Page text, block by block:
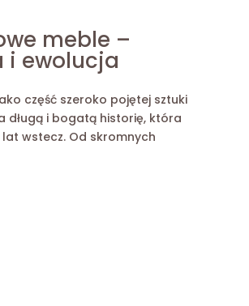
meble –
i ewolucja
część szeroko pojętej sztuki
długą i bogatą historię, która
wstecz. Od skromnych